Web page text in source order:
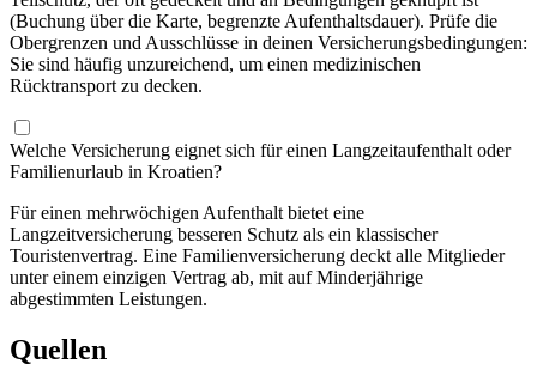
(Buchung über die Karte, begrenzte Aufenthaltsdauer). Prüfe die
Obergrenzen und Ausschlüsse in deinen Versicherungsbedingungen:
Sie sind häufig unzureichend, um einen medizinischen
Rücktransport zu decken.
Welche Versicherung eignet sich für einen Langzeitaufenthalt oder
Familienurlaub in Kroatien?
Für einen mehrwöchigen Aufenthalt bietet eine
Langzeitversicherung besseren Schutz als ein klassischer
Touristenvertrag. Eine Familienversicherung deckt alle Mitglieder
unter einem einzigen Vertrag ab, mit auf Minderjährige
abgestimmten Leistungen.
Quellen